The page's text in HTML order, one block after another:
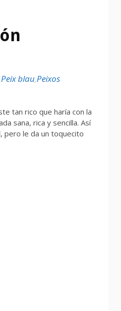
Peix blau,Peixos
tan rico que haría con la
sana, rica y sencilla. Así
pero le da un toquecito